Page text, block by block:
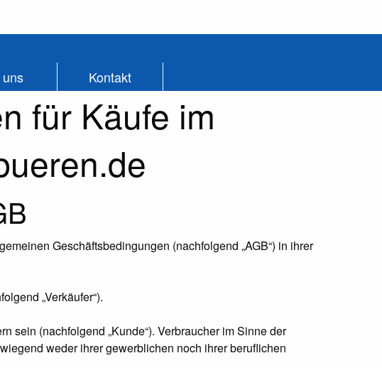
Kontakt
für Käufe im
Geschäftsbedingungen (nachfolgend „AGB“) in ihrer
„Verkäufer“).
sein (nachfolgend „Kunde“). Verbraucher im Sinne der
weder ihrer gewerblichen noch ihrer beruflichen